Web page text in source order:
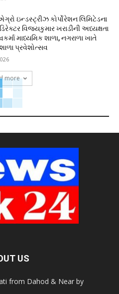
ઇન્ડસ્ટ્રીઝ કોર્પોરેશન લિમિટેડના
વિજયકુમાર ખરાડીની અધ્યક્ષતા
માધ્યમિક શાળા, નગરાળા ખાતે
પ્રવેશોત્સવ
more
US
from Dahod & Near by